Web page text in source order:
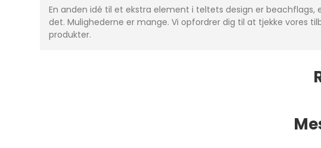
En anden idé til et ekstra element i teltets design er
det. Mulighederne er mange. Vi opfordrer dig til at tjekke
produkter.